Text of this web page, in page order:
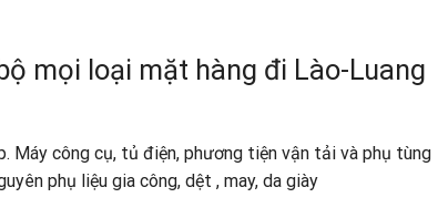
mọi loại mặt hàng đi Lào-Luang
Máy công cụ, tủ điện, phương tiện vận tải và phụ tùng
phụ liệu gia công, dệt , may, da giày